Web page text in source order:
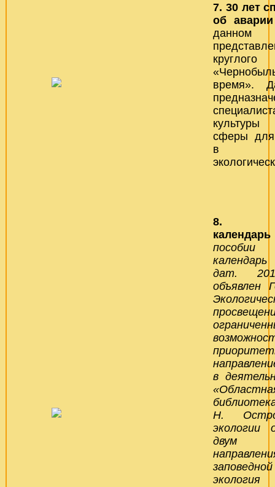
7. 30 лет
об
время».
культуры
сферы для
в
8.
пособии
календарь
дат.
объявлен
в
Н.
экологии
двум